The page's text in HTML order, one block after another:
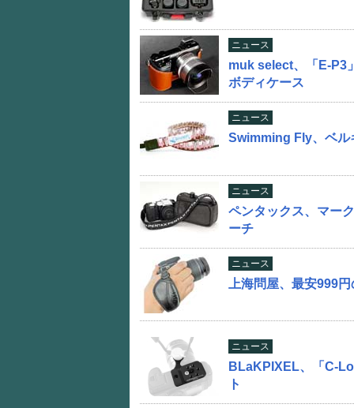
ニュース
muk select、「E-P3
ボディケース
ニュース
Swimming Fly、ベル
ニュース
ペンタックス、マー
ーチ
ニュース
上海問屋、最安999
ニュース
BLaKPIXEL、「C-
ト